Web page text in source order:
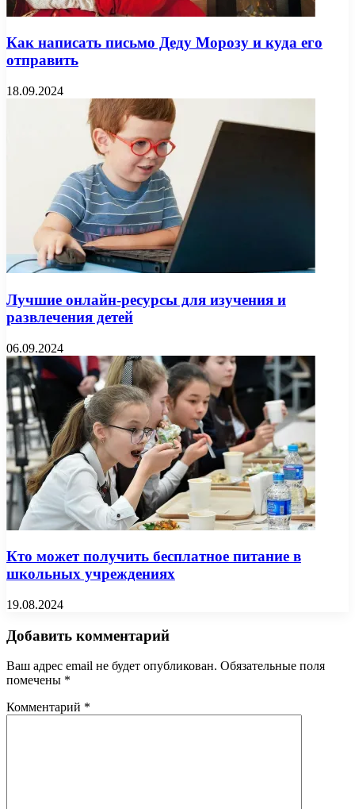
Как написать письмо Деду Морозу и куда его
отправить
18.09.2024
Лучшие онлайн-ресурсы для изучения и
развлечения детей
06.09.2024
Кто может получить бесплатное питание в
школьных учреждениях
19.08.2024
Добавить комментарий
Ваш адрес email не будет опубликован. Обязательные поля
помечены *
Комментарий *